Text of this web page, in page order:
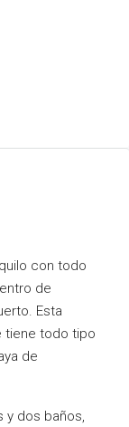
con todo
de
Esta
tiene todo tipo
de
y dos baños,